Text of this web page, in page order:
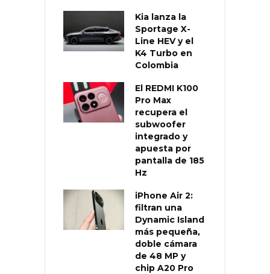
Kia lanza la
Sportage X-
Line HEV y el
K4 Turbo en
Colombia
El REDMI K100
Pro Max
recupera el
subwoofer
integrado y
apuesta por
pantalla de 185
Hz
iPhone Air 2:
filtran una
Dynamic Island
más pequeña,
doble cámara
de 48 MP y
chip A20 Pro